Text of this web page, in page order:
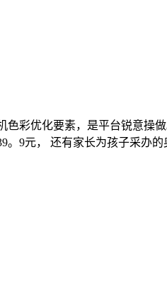
色彩优化要素，是平台锐意操做
。9元， 还有家长为孩子采办